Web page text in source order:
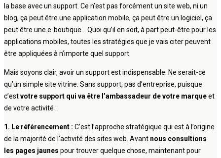
la base avec un support. Ce n’est pas forcément un site web, ni un
blog, ça peut être une application mobile, ça peut être un logiciel, ça
peut être une e-boutique… Quoi qu’il en soit, à part peut-être pour les
applications mobiles, toutes les stratégies que je vais citer peuvent
être appliquées à n’importe quel support.
Mais soyons clair, avoir un support est indispensable. Ne serait-ce
qu’un simple site vitrine. Sans support, pas d’entreprise, puisque
c’estvotre support qui va être l’ambassadeur de votre marqueet
de votre activité :
1. Le référencement : C’est l’approche stratégique qui est à l’origine
de la majorité de l’activité des sites web. Avant nous consultions
les pages jaunes pour trouver quelque chose, maintenant pour